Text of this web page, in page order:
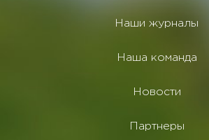
Наши журналы
Наша команда
Новости
Партнеры